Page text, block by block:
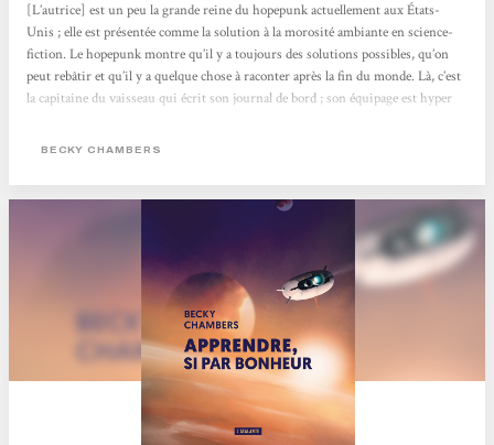
[L’autrice] est un peu la grande reine du hopepunk actuellement aux États-
Unis ; elle est présentée comme la solution à la morosité ambiante en science-
fiction. Le hopepunk montre qu’il y a toujours des solutions possibles, qu’on
peut rebâtir et qu’il y a quelque chose à raconter après la fin du monde. Là, c’est
la capitaine du vaisseau qui écrit son journal de bord ; son équipage est hyper
ont une mission d’observation, donc, au lieu d’aller coloniser, transformer
BECKY CHAMBERS